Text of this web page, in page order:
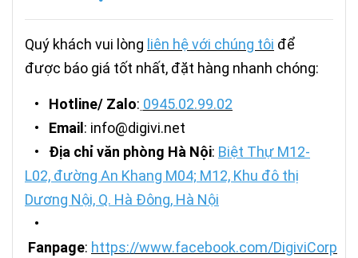
Quý khách vui lòng liên hệ với chúng tôi để
được báo giá tốt nhất, đặt hàng nhanh chóng:
• Hotline/ Zalo: 0945.02.99.02
• Email : info@digivi.net
• Địa chỉ văn phòng Hà Nội: Biệt Thự M12-
L02, đường An Khang M04; M12, Khu đô thị
Dương Nội, Q. Hà Đông, Hà Nội
•
Fanpage: https://www.facebook.com/DigiviCorp